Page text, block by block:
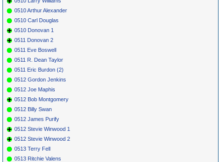
0510 Arthur Alexander
0510 Carl Douglas
0510 Donovan 1
0511 Donovan 2
0511 Eve Boswell
0511 R. Dean Taylor
0511 Eric Burdon (2)
0512 Gordon Jenkins
0512 Joe Maphis
0512 Bob Montgomery
0512 Billy Swan
0512 James Purify
0512 Stevie Winwood 1
0512 Stevie Winwood 2
0513 Terry Fell
0513 Ritchie Valens